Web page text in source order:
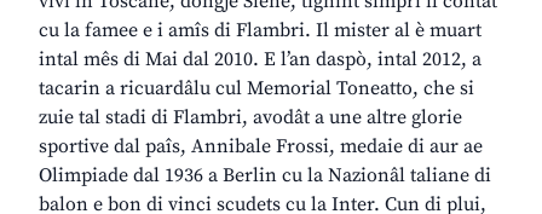
cu la famee e i amîs di Flambri. Il mister al è muart
intal mês di Mai dal 2010. E l’an daspò, intal 2012, a
tacarin a ricuardâlu cul Memorial Toneatto, che si
zuie tal stadi di Flambri, avodât a une altre glorie
sportive dal paîs, Annibale Frossi, medaie di aur ae
Olimpiade dal 1936 a Berlin cu la Nazionâl taliane di
balon e bon di vinci scudets cu la Inter. Cun di plui,